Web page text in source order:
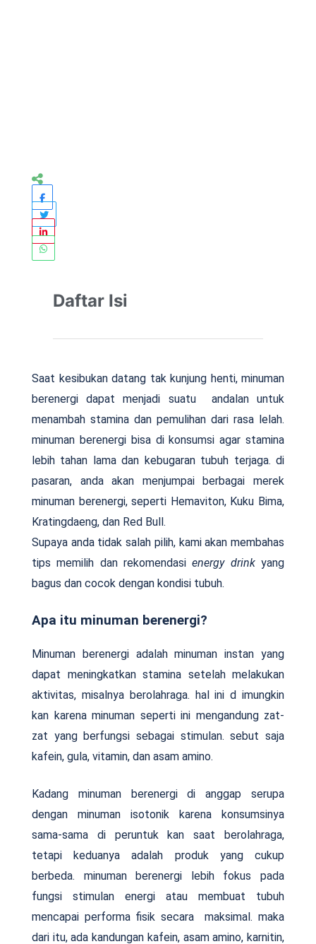
Daftar Isi
Saat kesibukan datang tak kunjung henti, minuman
berenergi dapat menjadi suatu andalan untuk
menambah stamina dan pemulihan dari rasa lelah.
minuman berenergi bisa di konsumsi agar stamina
lebih tahan lama dan kebugaran tubuh terjaga. di
pasaran, anda akan menjumpai berbagai merek
minuman berenergi, seperti Hemaviton, Kuku Bima,
Kratingdaeng, dan Red Bull.
Supaya anda tidak salah pilih, kami akan membahas
tips memilih dan rekomendasienergy drinkyang
bagus dan cocok dengan kondisi tubuh.
Apa itu minuman berenergi?
Minuman berenergi adalah minuman instan yang
dapat meningkatkan stamina setelah melakukan
aktivitas, misalnya berolahraga. hal ini d imungkin
kan karena minuman seperti ini mengandung zat-
zat yang berfungsi sebagai stimulan. sebut saja
kafein, gula, vitamin, dan asam amino.
Kadang minuman berenergi di anggap serupa
dengan minuman isotonik karena konsumsinya
sama-sama di peruntuk kan saat berolahraga,
tetapi keduanya adalah produk yang cukup
berbeda. minuman berenergi lebih fokus pada
fungsi stimulan energi atau membuat tubuh
mencapai performa fisik secara maksimal. maka
dari itu, ada kandungan kafein, asam amino, karnitin,